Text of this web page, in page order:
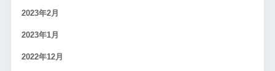
2023年2月
2023年1月
2022年12月